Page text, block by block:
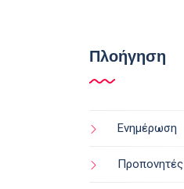
Πλοήγηση
Ενημέρωση
Προπονητές